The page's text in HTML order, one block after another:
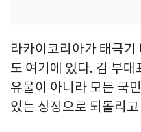
라카이코리아가 태극
도 여기에 있다. 김 부
유물이 아니라 모든 국
있는 상징으로 되돌리